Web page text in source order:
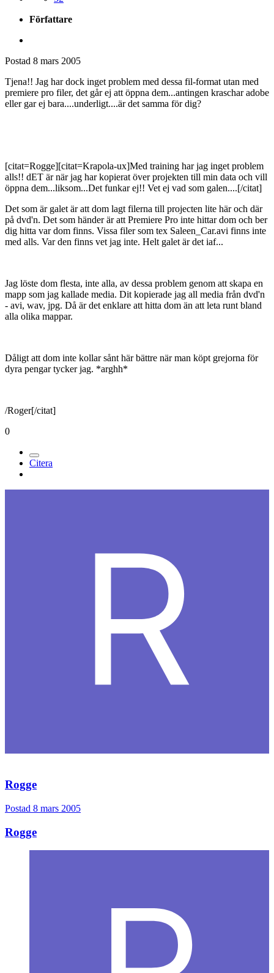
Författare
Postad 8 mars 2005
Tjena!! Jag har dock inget problem med dessa fil-format utan med
premiere pro filer, det går ej att öppna dem...antingen kraschar adobe
eller gar ej bara....underligt....är det samma för dig?
[citat=Rogge][citat=Krapola-ux]Med training har jag inget problem
alls!! dET är när jag har kopierat över projekten till min data och vill
öppna dem...liksom...Det funkar ej!! Vet ej vad som galen....[/citat]
Det som är galet är att dom lagt filerna till projecten lite här och där
på dvd'n. Det som händer är att Premiere Pro inte hittar dom och ber
dig hitta var dom finns. Vissa filer som tex Saleen_Car.avi finns inte
med alls. Var den finns vet jag inte. Helt galet är det iaf...
Jag löste dom flesta, inte alla, av dessa problem genom att skapa en
mapp som jag kallade media. Dit kopierade jag all media från dvd'n
- avi, wav, jpg. Då är det enklare att hitta dom än att leta runt bland
alla olika mappar.
Dåligt att dom inte kollar sånt här bättre när man köpt grejorna för
dyra pengar tycker jag. *arghh*
/Roger[/citat]
0
Citera
Rogge
Postad 8 mars 2005
Rogge